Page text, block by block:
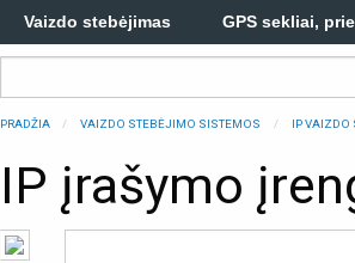
Vaizdo stebėjimas GPS sekliai,
PRADŽIA VAIZDO STEBĖJIMO SISTEMOS IP
IP įrašymo